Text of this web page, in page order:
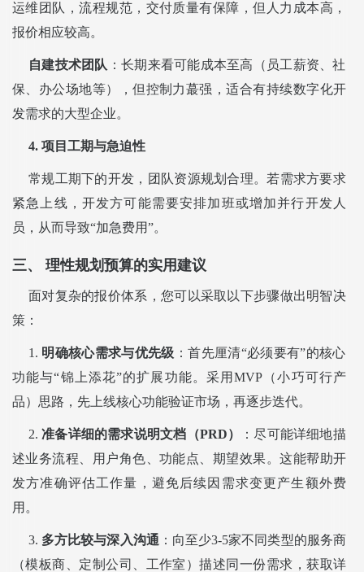
运维团队，流程规范，交付质量有保障，但人力成本高，
报价相应较高。
自建技术团队 ：长期来看可能成本至高（员工薪资、社
保、办公场地等），但控制力蕞强，适合有持续数字化开
发需求的大型企业。
4. 项目工期与急迫性
常规工期下的开发，团队资源规划合理。若需求方要求
紧急上线，开发方可能需要安排加班或增加并行开发人
员，从而导致“加急费用”。
三、 理性规划预算的实用建议
面对复杂的报价体系，您可以采取以下步骤做出明智决
策：
1. 明确核心需求与优先级 ：首先厘清“必须要有”的核心
功能与“锦上添花”的扩展功能。采用MVP（小巧可行产
品）思路，先上线核心功能验证市场，再逐步迭代。
2.准备详细的需求说明文档（PRD）
：尽可能详细地描
述业务流程、用户角色、功能点、期望效果。这能帮助开
发方准确评估工作量，避免后续因需求变更产生额外费
用。
3. 多方比较与深入沟通 ：向至少3-5家不同类型的服务商
（模板商、定制公司、工作室）描述同一份需求，获取详